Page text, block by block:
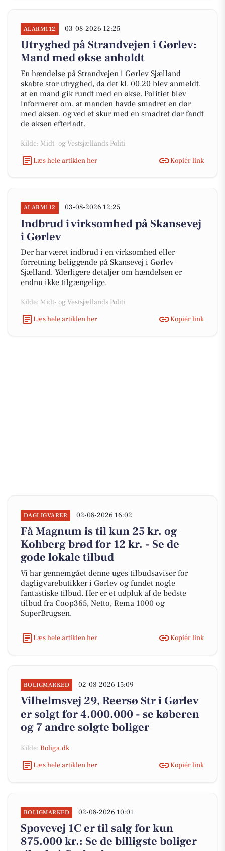
ALARM112 03-08-2026 12:25
Utryghed på Strandvejen i Gørlev:
Mand med økse anholdt
En hændelse på Strandvejen i Gørlev Sjælland
skabte stor utryghed, da det kl. 00.20 blev anmeldt,
at en mand gik rundt med en økse. Politiet blev
informeret om, at manden havde smadret en dør
med øksen, og ved et skur med en smadret dør fandt
de øksen efterladt.
Kilde: Midt- og Vestsjællands Politi
Læs hele artiklen her
Kopiér link
ALARM112 03-08-2026 12:25
Indbrud i virksomhed på Skansevej
i Gørlev
Der har været indbrud i en virksomhed eller
forretning beliggende på Skansevej i Gørlev
Sjælland. Yderligere detaljer om hændelsen er
endnu ikke tilgængelige.
Kilde: Midt- og Vestsjællands Politi
Læs hele artiklen her
Kopiér link
DAGLIGVARER 02-08-2026 16:02
Få Magnum is til kun 25 kr. og
Kohberg brød for 12 kr. - Se de
gode lokale tilbud
Vi har gennemgået denne uges tilbudsaviser for
dagligvarebutikker i Gørlev og fundet nogle
fantastiske tilbud. Her er et udpluk af de bedste
tilbud fra Coop365, Netto, Rema 1000 og
SuperBrugsen.
Læs hele artiklen her Kopiér link
BOLIGMARKED 02-08-2026 15:09
Vilhelmsvej 29, Reersø Str i Gørlev
er solgt for 4.000.000 - se køberen
og 7 andre solgte boliger
Kilde: Boliga.dk
Læs hele artiklen her
Kopiér link
BOLIGMARKED 02-08-2026 10:01
Spovevej 1C er til salg for kun
875.000 kr.: Se de billigste boliger